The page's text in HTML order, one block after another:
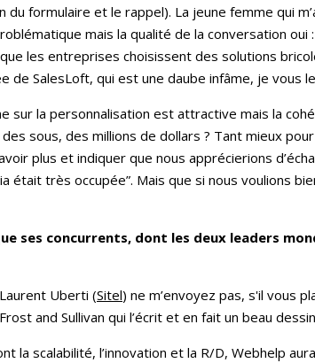
du formulaire et le rappel). La jeune femme qui
mais la qualité de la conversation
les entreprises choisissent des solutions
de SalesLoft, qui est une daube infâme, je vous
sur la personnalisation est attractive mais la
sous, des millions de dollars ? Tant mieux
plus et indiquer que nous apprécierions
était très occupée”. Mais que si nous voulions
ses concurrents, dont les deux leaders
Uberti (Sitel) ne m’envoyez pas, s'il vous
and Sullivan qui l’écrit et en fait un beau
la scalabilité, l’innovation et la R/D, Webhelp